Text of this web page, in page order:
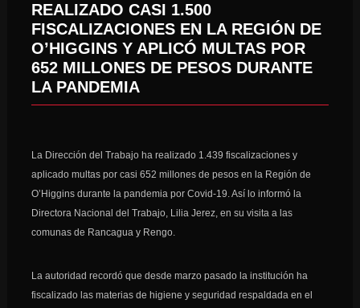
REALIZADO CASI 1.500
FISCALIZACIONES EN LA REGIÓN DE
O’HIGGINS Y APLICÓ MULTAS POR
652 MILLONES DE PESOS DURANTE
LA PANDEMIA
La Dirección del Trabajo ha realizado 1.439 fiscalizaciones y
aplicado multas por casi 652 millones de pesos en la Región de
O’Higgins durante la pandemia por Covid-19. Así lo informó la
Directora Nacional del Trabajo, Lilia Jerez, en su visita a las
comunas de Rancagua y Rengo.
La autoridad recordó que desde marzo pasado la institución ha
fiscalizado las materias de higiene y seguridad respaldada en el